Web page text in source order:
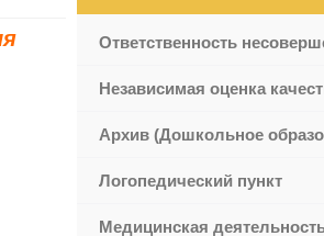
Ответственность
Независимая оценка
Архив (Дошкольное
Логопедический пункт
Медицинская